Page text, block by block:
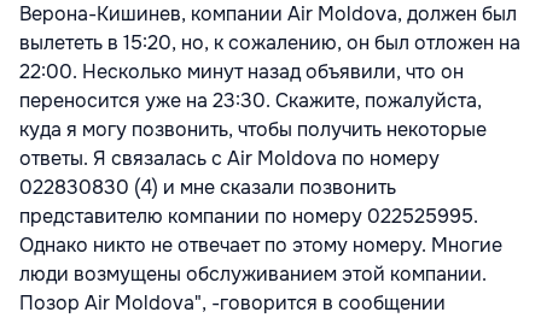
Верона-Кишинев, компании Air Moldova, должен был
вылететь в 15:20, но, к сожалению, он был отложен на
22:00. Несколько минут назад объявили, что он
переносится уже на 23:30. Скажите, пожалуйста,
куда я могу позвонить, чтобы получить некоторые
ответы. Я связалась с Air Moldova по номеру
022830830 (4) и мне сказали позвонить
представителю компании по номеру 022525995.
Однако никто не отвечает по этому номеру. Многие
люди возмущены обслуживанием этой компании.
Позор Air Moldova", -говорится в сообщении